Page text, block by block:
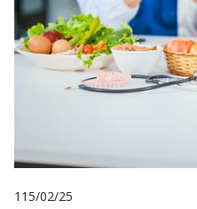
115/02/25